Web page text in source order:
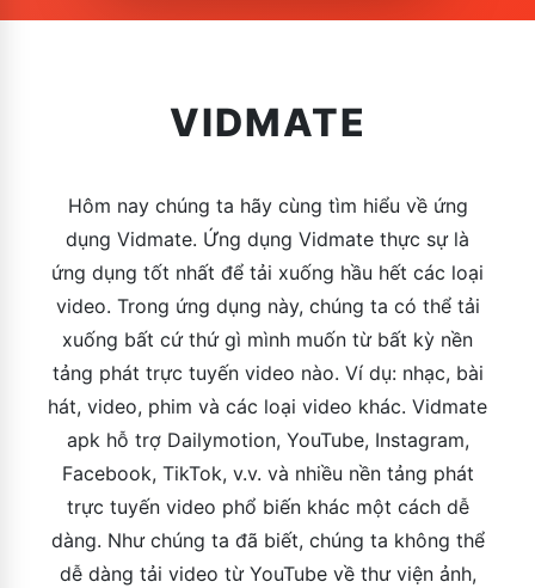
VIDMATE
Hôm nay chúng ta hãy cùng tìm hiểu về ứng
dụng Vidmate. Ứng dụng Vidmate thực sự là
ứng dụng tốt nhất để tải xuống hầu hết các loại
video. Trong ứng dụng này, chúng ta có thể tải
xuống bất cứ thứ gì mình muốn từ bất kỳ nền
tảng phát trực tuyến video nào. Ví dụ: nhạc, bài
hát, video, phim và các loại video khác. Vidmate
apk hỗ trợ Dailymotion, YouTube, Instagram,
Facebook, TikTok, v.v. và nhiều nền tảng phát
trực tuyến video phổ biến khác một cách dễ
dàng. Như chúng ta đã biết, chúng ta không thể
dễ dàng tải video từ YouTube về thư viện ảnh,